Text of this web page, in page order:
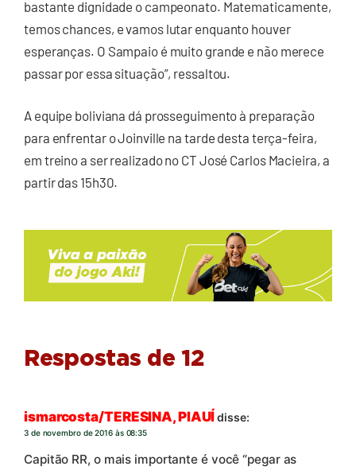
bastante dignidade o campeonato. Matematicamente,
temos chances, e vamos lutar enquanto houver
esperanças. O Sampaio é muito grande e não merece
passar por essa situação”, ressaltou.
A equipe boliviana dá prosseguimento à preparação
para enfrentar o Joinville na tarde desta terça-feira,
em treino a ser realizado no CT José Carlos Macieira, a
partir das 15h30.
Respostas de 12
ismarcosta/TERESINA, PIAUÍdisse:
3 de novembro de 2016 às 08:35
Capitão RR, o mais importante é você “pegar as